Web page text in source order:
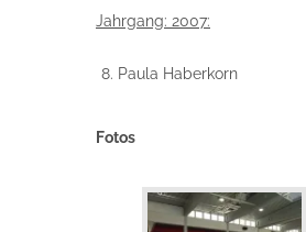
Jahrgang: 2007:
Paula Haberkorn
Fotos